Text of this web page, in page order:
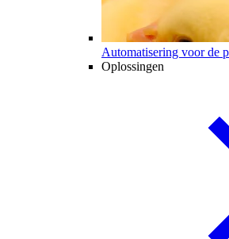
Automatisering voor de
Oplossingen